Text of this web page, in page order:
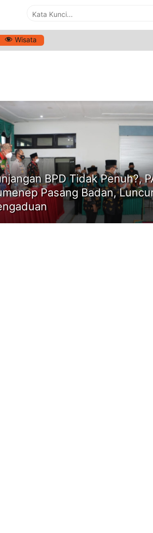
Wisata
TUNJANGAN BPD TIDAK CAIR
BPD Tidak Penuh?,
Pasang Badan,